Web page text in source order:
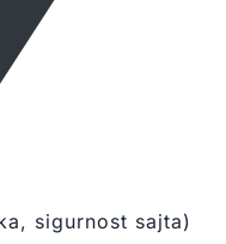
sigurnost sajta)